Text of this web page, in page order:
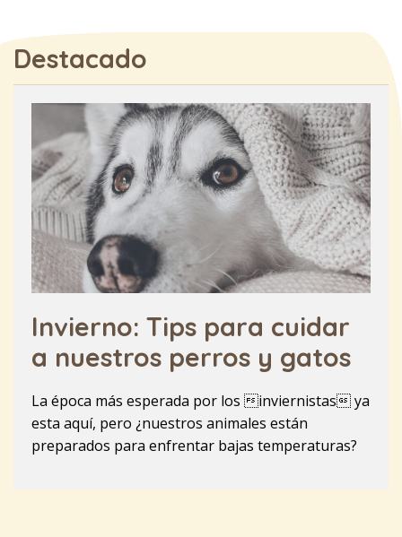
Destacado
Invierno: Tips para cuidar
a nuestros perros y gatos
La época más esperada por los inviernistas ya
esta aquí, pero ¿nuestros animales están
preparados para enfrentar bajas temperaturas?